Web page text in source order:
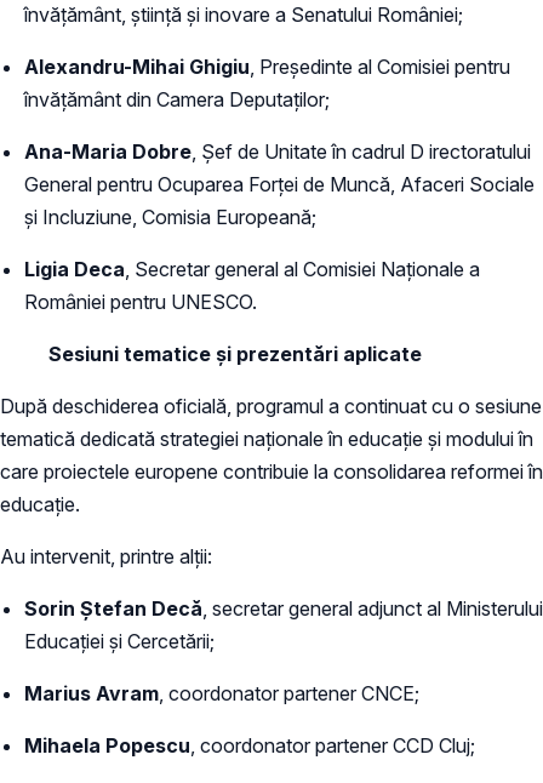
învățământ, știință și inovare a Senatului României;
Alexandru-Mihai Ghigiu , Președinte al Comisiei pentru
învățământ din Camera Deputaților;
Ana-Maria Dobre , Șef de Unitate în cadrul D irectoratului
General pentru Ocuparea Forței de Muncă, Afaceri Sociale
și Incluziune, Comisia Europeană;
Ligia Deca , Secretar general al Comisiei Naționale a
României pentru UNESCO.
Sesiuni tematice și prezentări aplicate
După deschiderea oficială, programul a continuat cu o sesiune
tematică dedicată strategiei naționale în educație și modului în
care proiectele europene contribuie la consolidarea reformei în
educație.
Au intervenit, printre alții:
Sorin Ștefan Decă , secretar general adjunct al Ministerului
Educației și Cercetării;
Marius Avram , coordonator partener CNCE;
Mihaela Popescu , coordonator partener CCD Cluj;